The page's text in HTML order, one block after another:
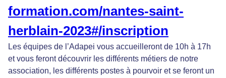
formation.com/nantes-saint-
herblain-2023#/inscription
Les équipes de l’Adapei vous accueilleront de 10h à 17h
et vous feront découvrir les différents métiers de notre
association, les différents postes à pourvoir et se feront un